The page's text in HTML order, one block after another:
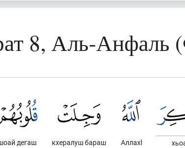
8, Аль-Анфаль
Аллахl
кхералуш бараш
дегаш